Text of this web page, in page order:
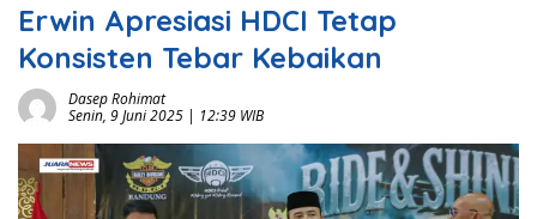
Erwin Apresiasi HDCI Tetap
Konsisten Tebar Kebaikan
Dasep Rohimat
Senin, 9 Juni 2025 | 12:39 WIB